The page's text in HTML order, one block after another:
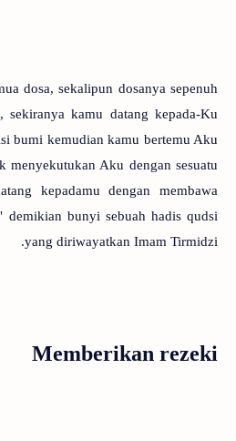
dosa, sekalipun dosanya sepenuh
sekiranya kamu datang kepada-Ku
bumi kemudian kamu bertemu Aku
menyekutukan Aku dengan sesuatu
kepadamu dengan membawa
demikian bunyi sebuah hadis qudsi
yang diriwayatkan Imam Tirmidzi.
Memberikan rezeki